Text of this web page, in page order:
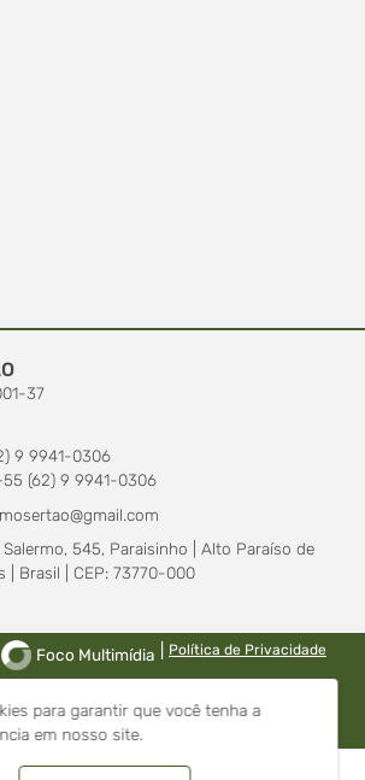
para garantir que você tenha a
em nosso site.
37
9 9941-0306
(62) 9 9941-0306
545, Paraisinho | Alto Paraíso de
| Brasil | CEP: 73770-000
Foco Multimídia Política de Privacidade